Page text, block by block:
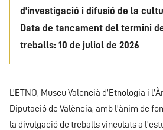
d'investigació i difusió de la
Data de tancament del termini
treballs: 10 de juliol de 2026
L’ETNO, Museu Valencià d’Etnologia i
Diputació de València, amb l’ànim de
la divulgació de treballs vinculats a